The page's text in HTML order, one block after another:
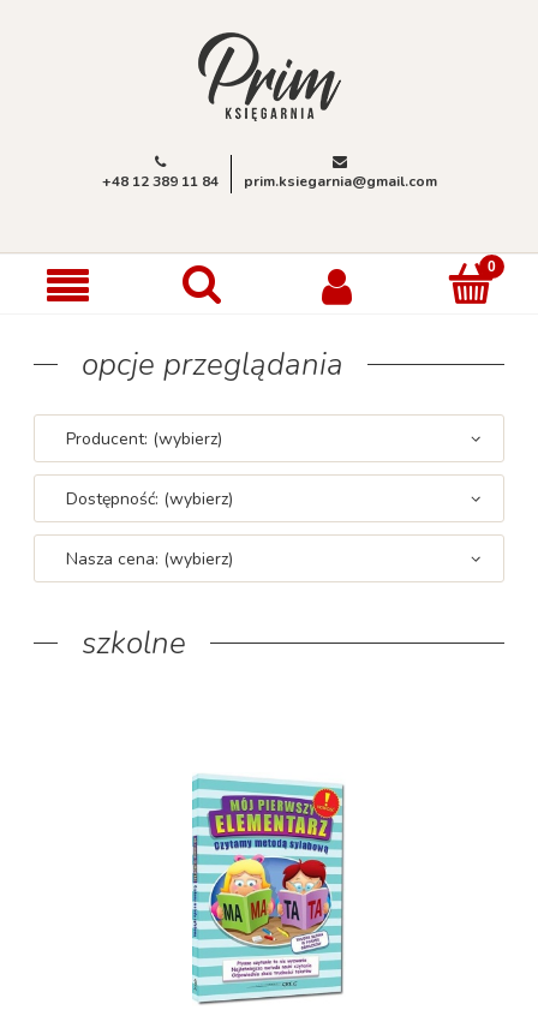
+48 12 389 11 84 prim.ksiegarnia@gmail.com
opcje przeglądania
Producent: (wybierz)
Dostępność: (wybierz)
Nasza cena: (wybierz)
szkolne